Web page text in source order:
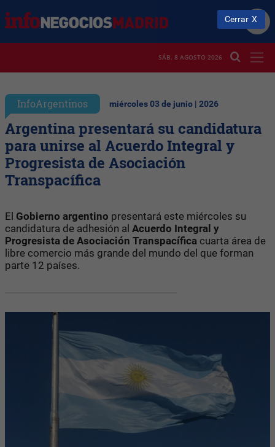
SÁB. 8 AGOSTO 2026
InfoArgentinos miércoles 03 de junio | 2026
Argentina presentará su candidatura
para unirse al Acuerdo Integral y
Progresista de Asociación
Transpacífica
El Gobierno argentino presentará este miércoles su
candidatura de adhesión al Acuerdo Integral y
Progresista de Asociación Transpacífica cuarta área de
libre comercio más grande del mundo del que forman
parte 12 países.
Cerrar